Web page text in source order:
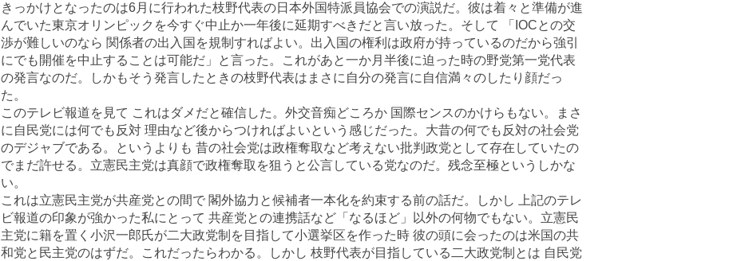
きっかけとなったのは6月に行われた枝野代表の日本外国特派員協会での演説だ。彼は着々と準備が進
んでいた東京オリンピックを今すぐ中止か一年後に延期すべきだと言い放った。そして 「IOCとの交
渉が難しいのなら 関係者の出入国を規制すればよい。出入国の権利は政府が持っているのだから強引
にでも開催を中止することは可能だ」と言った。これがあと一か月半後に迫った時の野党第一党代表
の発言なのだ。しかもそう発言したときの枝野代表はまさに自分の発言に自信満々のしたり顔だっ
た。
このテレビ報道を見て これはダメだと確信した。外交音痴どころか 国際センスのかけらもない。まさ
に自民党には何でも反対 理由など後からつければよいという感じだった。大昔の何でも反対の社会党
のデジャブである。というよりも 昔の社会党は政権奪取など考えない批判政党として存在していたの
でまだ許せる。立憲民主党は真顔で政権奪取を狙うと公言している党なのだ。残念至極というしかな
い。
これは立憲民主党が共産党との間で 閣外協力と候補者一本化を約束する前の話だ。しかし 上記のテレ
ビ報道の印象が強かった私にとって 共産党との連携話など「なるほど」以外の何物でもない。立憲民
主党に籍を置く小沢一郎氏が二大政党制を目指して小選挙区を作った時 彼の頭に会ったのは米国の共
和党と民主党のはずだ。これだったらわかる。しかし 枝野代表が目指している二大政党制とは 自民党